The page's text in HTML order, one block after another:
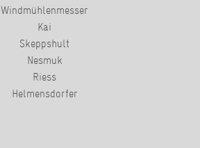
Windmühlenmesser
Kai
Skeppshult
Nesmuk
Riess
Helmensdorfer